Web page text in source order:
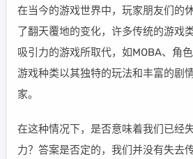
在当今的游戏世界中，玩家朋友们的
了翻天覆地的变化，许多传统的游戏
吸引力的游戏所取代，如MOBA、角
游戏种类以其独特的玩法和丰富的剧
家。
在这种情况下，是否意味着我们已经
力？答案是否定的，我们并没有失去